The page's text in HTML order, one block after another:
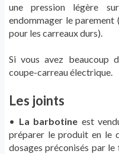
une pression légère
endommager le parement
pour les carreaux durs).
Si vous avez beaucoup
coupe-carreau électrique.
Les joints
• La barbotine est
préparer le produit en le
dosages préconisés par